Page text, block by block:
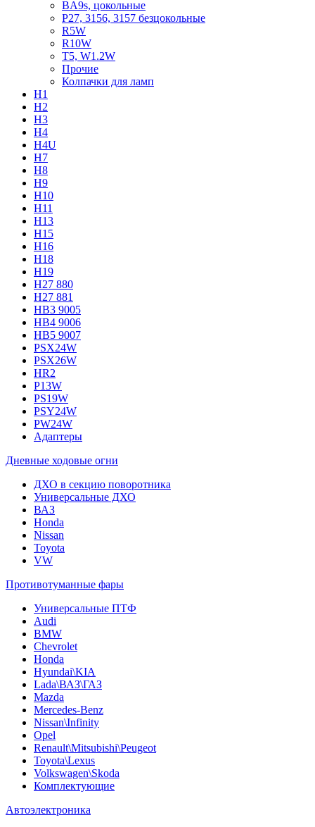
BA9s, цокольные
P27, 3156, 3157 безцокольные
R5W
R10W
T5, W1.2W
Прочие
Колпачки для ламп
H1
H2
H3
H4
H4U
H7
H8
H9
H10
H11
H13
H15
H16
H18
H19
H27 880
H27 881
HB3 9005
HB4 9006
HB5 9007
PSX24W
PSX26W
HR2
P13W
PS19W
PSY24W
PW24W
Адаптеры
Дневные ходовые огни
ДХО в секцию поворотника
Универсальные ДХО
ВАЗ
Honda
Nissan
Toyota
VW
Противотуманные фары
Универсальные ПТФ
Audi
BMW
Chevrolet
Honda
Hyundai\KIA
Lada\ВАЗ\ГАЗ
Mazda
Mercedes-Benz
Nissan\Infinity
Opel
Renault\Mitsubishi\Peugeot
Toyota\Lexus
Volkswagen\Skoda
Комплектующие
Автоэлектроника